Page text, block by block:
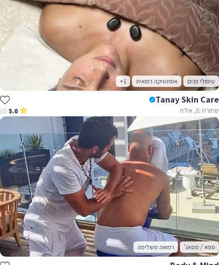
טיפולי פנים אסתטיקה רפואית +1
Tanay Skin Care
שחורת 8, אילת 5.0
(5)
ספא / מסאג' רפואה משלימה